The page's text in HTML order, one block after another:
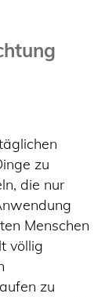
zu
die nur
Menschen
völlig
zu